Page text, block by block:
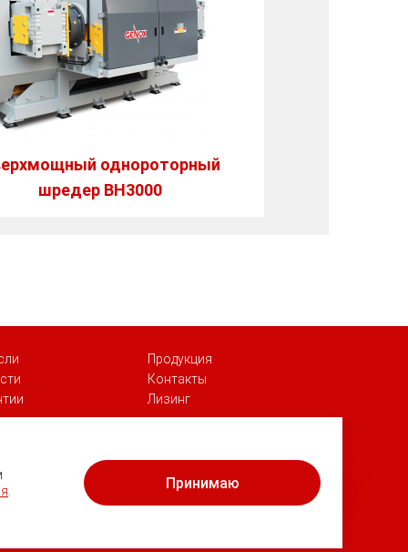
Здравствуйте! Готов помочь Вам.
Напишите мне, если у Вас появятся
вопросы.
однороторный
шредер BH3000
Продукция
Контакты
Лизинг
Принимаю